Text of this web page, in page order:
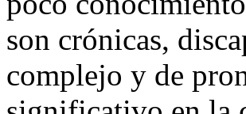
son crónicas,
complejo y de